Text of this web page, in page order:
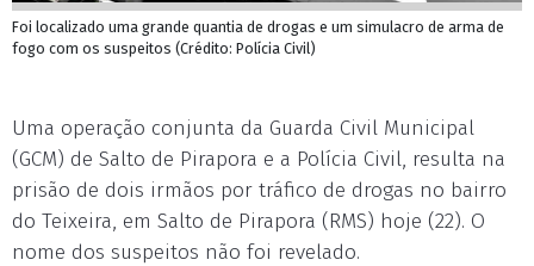
Foi localizado uma grande quantia de drogas e um simulacro de arma de
fogo com os suspeitos (Crédito: Polícia Civil)
Uma operação conjunta da Guarda Civil Municipal
(GCM) de Salto de Pirapora e a Polícia Civil, resulta na
prisão de dois irmãos por tráfico de drogas no bairro
do Teixeira, em Salto de Pirapora (RMS) hoje (22). O
nome dos suspeitos não foi revelado.